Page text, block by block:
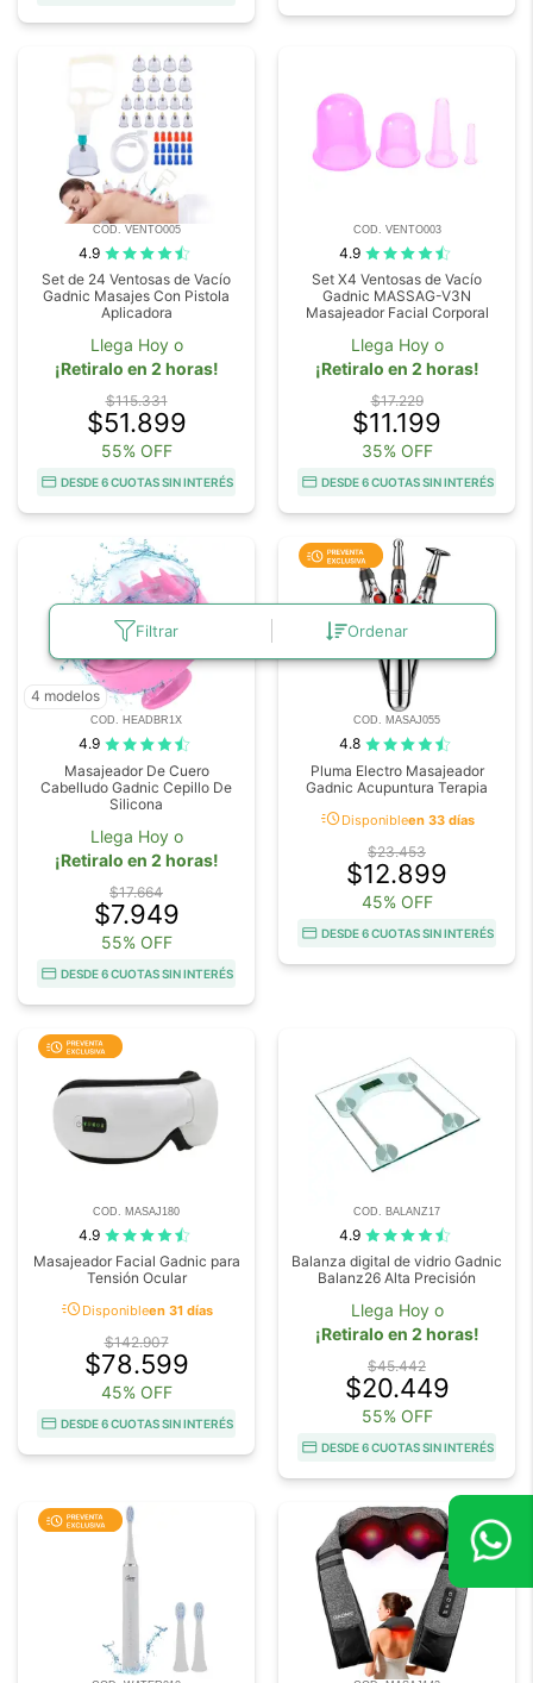
Filtrar Ordenar
COD. VENTO005
4.9
Set de 24 Ventosas de Vacío
Gadnic Masajes Con Pistola
Aplicadora
Llega Hoy o
¡Retiralo en 2 horas!
$115.331
$51.899
55% OFF
DESDE 6 CUOTAS SIN INTERÉS
COD. VENTO003
4.9
Set X4 Ventosas de Vacío
Gadnic MASSAG-V3N
Masajeador Facial Corporal
Llega Hoy o
¡Retiralo en 2 horas!
$17.229
$11.199
35% OFF
DESDE 6 CUOTAS SIN INTERÉS
4 modelos
COD. HEADBR1X
4.9
Masajeador De Cuero
Cabelludo Gadnic Cepillo De
Silicona
Llega Hoy o
¡Retiralo en 2 horas!
$17.664
$7.949
55% OFF
DESDE 6 CUOTAS SIN INTERÉS
COD. MASAJ055
4.8
Pluma Electro Masajeador
Gadnic Acupuntura Terapia
acuteDisponibleen 33 días
$23.453
$12.899
45% OFF
DESDE 6 CUOTAS SIN INTERÉS
COD. MASAJ180
4.9
Masajeador Facial Gadnic para
Tensión Ocular
acuteDisponibleen 31 días
$142.907
$78.599
45% OFF
DESDE 6 CUOTAS SIN INTERÉS
COD. BALANZ17
4.9
Balanza digital de vidrio Gadnic
Balanz26 Alta Precisión
Llega Hoy o
¡Retiralo en 2 horas!
$45.442
$20.449
55% OFF
DESDE 6 CUOTAS SIN INTERÉS